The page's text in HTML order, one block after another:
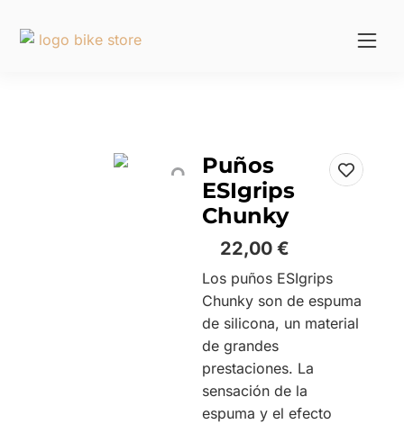
Puños
ESIgrips
Chunky
22,00 €
Los puños ESIgrips
Chunky son de espuma
de silicona, un material
de grandes
prestaciones. La
sensación de la
espuma y el efecto